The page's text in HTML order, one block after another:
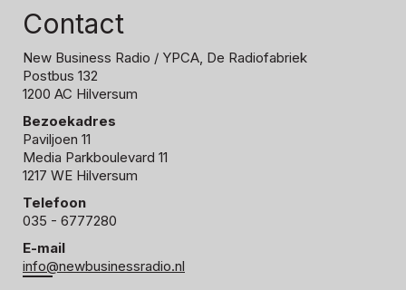
Contact
New Business Radio / YPCA, De Radiofabriek
Postbus 132
1200 AC Hilversum
Bezoekadres
Paviljoen 11
Media Parkboulevard 11
1217 WE Hilversum
Telefoon
035 - 6777280
E-mail
info@newbusinessradio.nl